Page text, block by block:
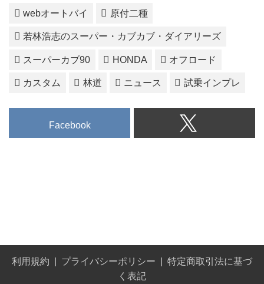
webオートバイ 原付二種
若林浩志のスーパー・カブカブ・ダイアリーズ
スーパーカブ90 HONDA オフロード
カスタム 林道 ニュース 試乗インプレ
Facebook
利用規約 プライバシーポリシー
特定商取引法に基づ
く表記